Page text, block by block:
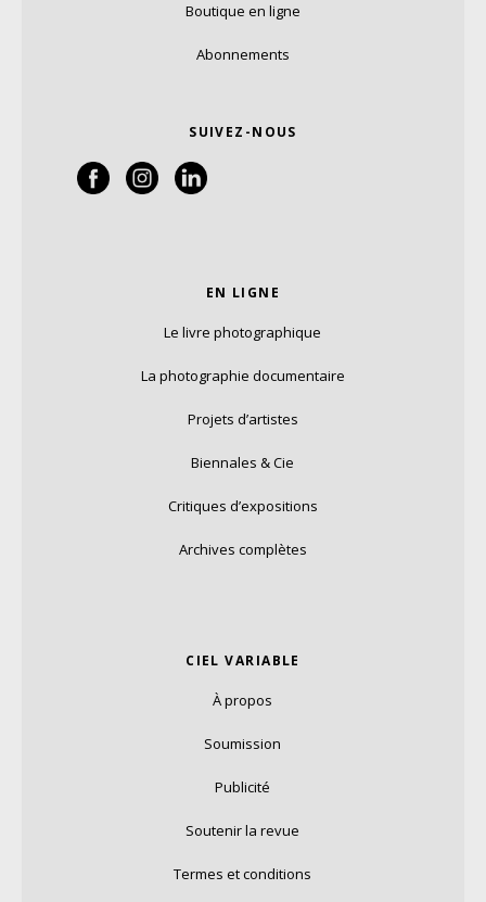
Boutique en ligne
Abonnements
SUIVEZ-NOUS
EN LIGNE
Le livre photographique
La photographie documentaire
Projets d’artistes
Biennales & Cie
Critiques d’expositions
Archives complètes
CIEL VARIABLE
À propos
Soumission
Publicité
Soutenir la revue
Termes et conditions